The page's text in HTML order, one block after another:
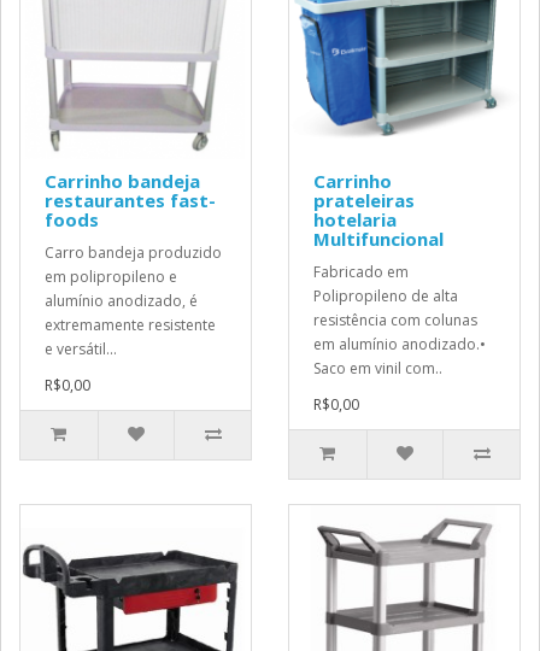
Carrinho bandeja
restaurantes fast-
foods
Carro bandeja produzido
em polipropileno e
alumínio anodizado, é
extremamente resistente
e versátil...
R$0,00
Carrinho
prateleiras
hotelaria
Multifuncional
Fabricado em
Polipropileno de alta
resistência com colunas
em alumínio anodizado.•
Saco em vinil com..
R$0,00